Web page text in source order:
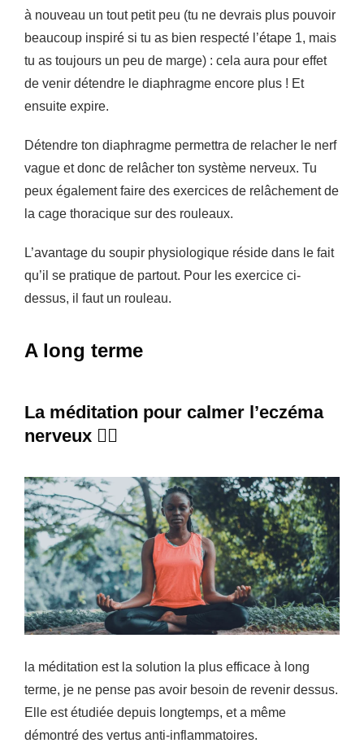
à nouveau un tout petit peu (tu ne devrais plus pouvoir
beaucoup inspiré si tu as bien respecté l’étape 1, mais
tu as toujours un peu de marge) : cela aura pour effet
de venir détendre le diaphragme encore plus ! Et
ensuite expire.
Détendre ton diaphragme permettra de relacher le nerf
vague et donc de relâcher ton système nerveux. Tu
peux également faire des exercices de relâchement de
la cage thoracique sur des rouleaux.
L’avantage du soupir physiologique réside dans le fait
qu’il se pratique de partout. Pour les exercice ci-
dessus, il faut un rouleau.
A long terme
La méditation pour calmer l’eczéma
nerveux 🧘‍♀️
la méditation est la solution la plus efficace à long
terme, je ne pense pas avoir besoin de revenir dessus.
Elle est étudiée depuis longtemps, et a même
démontré des vertus anti-inflammatoires.